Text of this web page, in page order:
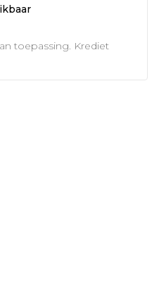
toepassing. Krediet